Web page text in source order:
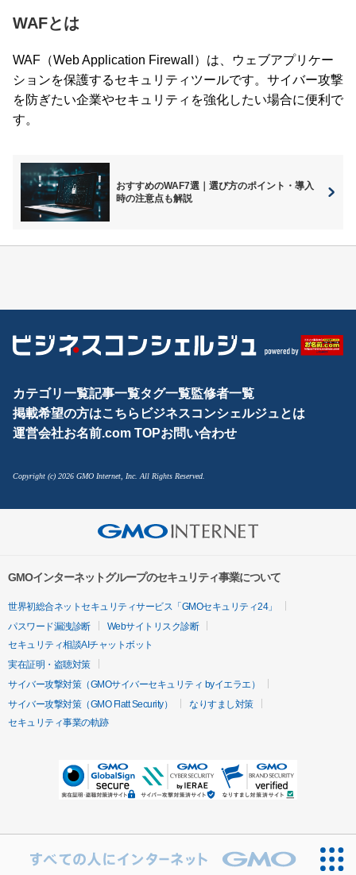
WAFとは
WAF（Web Application Firewall）は、ウェブアプリケー
ションを保護するセキュリティツールです。サイバー攻撃
を防ぎたい企業やセキュリティを強化したい場合に便利で
す。
おすすめのWAF7選｜選び方のポイント・導入
時の注意点も解説
カテゴリ一覧記事一覧タグ一覧監修者一覧
掲載希望の方はこちら ビジネスコンシェルジュとは
運営会社お名前.com TOPお問い合わせ
Copyright (c) 2026 GMO Internet, Inc. All Rights Reserved.
GMOインターネットグループのセキュリティ事業について
世界初総合ネットセキュリティサービス「GMOセキュリティ24」
パスワード漏洩診断
Webサイトリスク診断
セキュリティ相談AIチャットボット
実在証明・盗聴対策
サイバー攻撃対策（GMOサイバーセキュリティ byイエラエ）
サイバー攻撃対策（GMO Flatt Security）
なりすまし対策
セキュリティ事業の軌跡